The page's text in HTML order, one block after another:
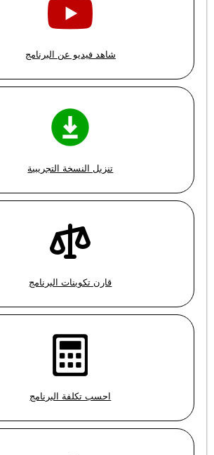
شاهد فيديو عن البرنامج
تنزيل النسخة التجريبية
قارن تكوينات البرنامج
احسب تكلفة البرنامج